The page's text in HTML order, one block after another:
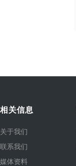
相关信息
关于我们
联系我们
媒体资料